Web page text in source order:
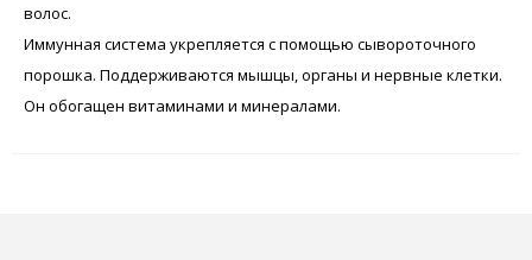
волос.
Иммунная система укрепляется с помощью сывороточного
порошка. Поддерживаются мышцы, органы и нервные клетки.
Он обогащен витаминами и минералами.